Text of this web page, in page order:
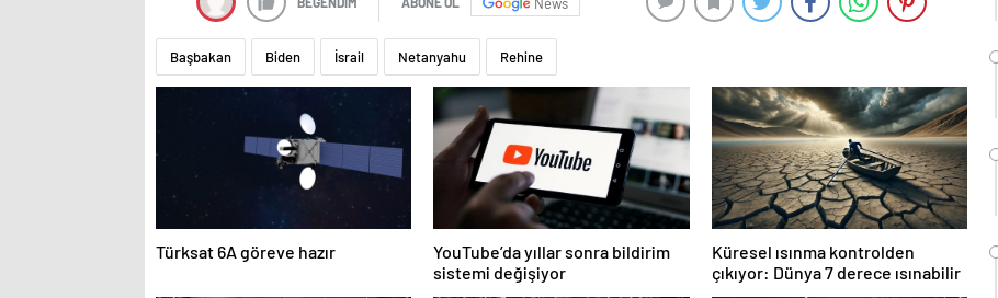
News
Başbakan Biden İsrail Netanyahu Rehine
Türksat 6A göreve hazır
YouTube’da yıllar sonra bildirim
sistemi değişiyor
Küresel ısınma kontrolden
çıkıyor: Dünya 7 derece ısınabilir